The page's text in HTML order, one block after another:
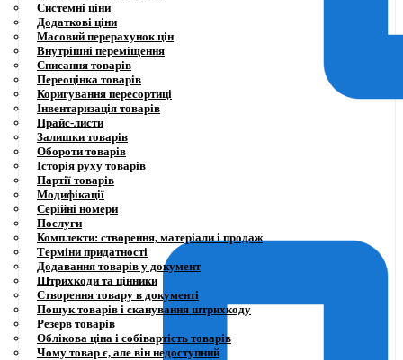
Системні ціни
Додаткові ціни
Масовий перерахунок цін
Внутрішні переміщення
Списання товарів
Переоцінка товарів
Коригування пересортиці
Інвентаризація товарів
Прайс-листи
Залишки товарів
Обороти товарів
Історія руху товарів
Партії товарів
Модифікації
Серійні номери
Послуги
Комплекти: створення, матеріали і продаж
Терміни придатності
Додавання товарів у документ
Штрихкоди та цінники
Створення товару в документі
Пошук товарів і сканування штрихкоду
Резерв товарів
Облікова ціна і собівартість товарів
Чому товар є, але він недоступний